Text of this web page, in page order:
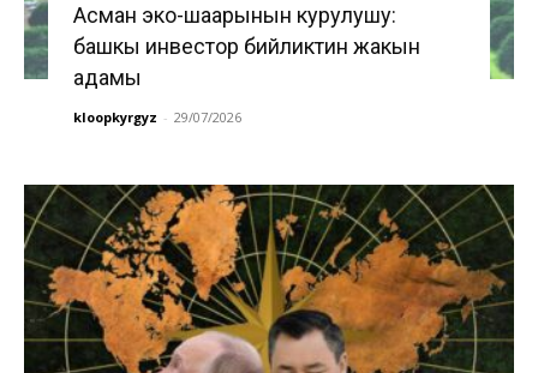
Асман эко-шаарынын курулушу:
башкы инвестор бийликтин жакын
адамы
kloopkyrgyz - 29/07/2026